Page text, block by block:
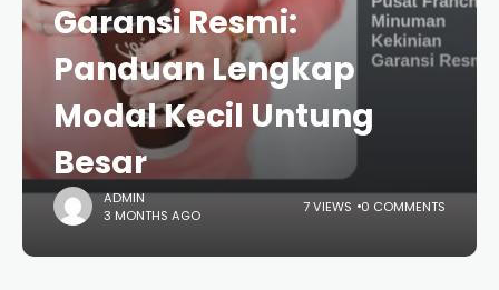
Garansi Resmi:
Panduan Lengkap
Modal Kecil Untung
Besar
ADMIN
3 MONTHS AGO
7 VIEWS 0 COMMENTS